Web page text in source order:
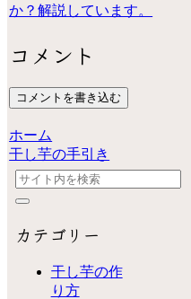
か？解説しています。
コメント
コメントを書き込む
ホーム
干し芋の手引き
カテゴリー
干し芋の作
り方